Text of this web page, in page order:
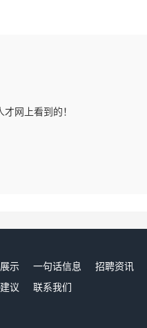
网上看到的！
示 一句话信息 招聘资讯
议 联系我们